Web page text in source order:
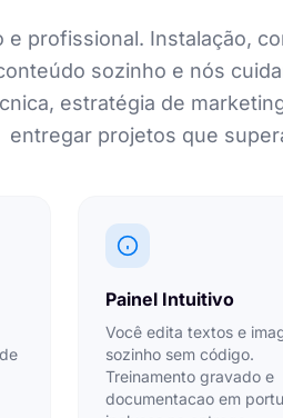
e profissional. Instalação,
sozinho e nós
estratégia de
entregar projetos que
Painel Intuitivo
Você edita textos e
sozinho sem código.
Treinamento gravado e
documentacao em